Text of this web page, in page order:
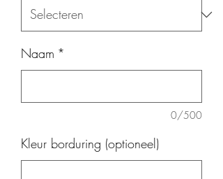
Naam *
0/500
Kleur borduring (optioneel)